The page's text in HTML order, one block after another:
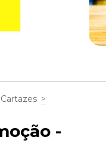
>
-